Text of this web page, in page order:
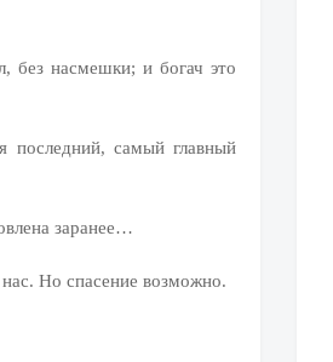
без насмешки; и богач это
последний, самый главный
заранее…
Но спасение возможно.